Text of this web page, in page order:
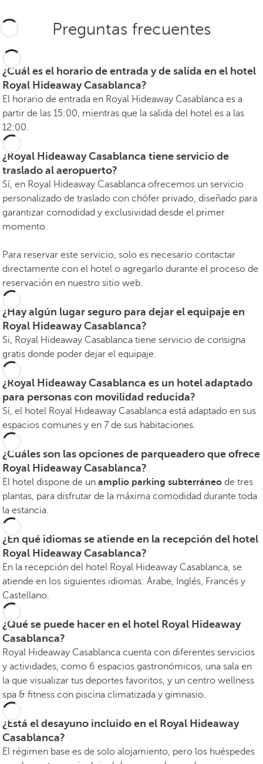
Preguntas frecuentes
¿Cuál es el horario de entrada y de salida en el hotel
Royal Hideaway Casablanca?
El horario de entrada en Royal Hideaway Casablanca es a
partir de las 15:00, mientras que la salida del hotel es a las
12:00.
¿Royal Hideaway Casablanca tiene servicio de
traslado al aeropuerto?
Sí, en Royal Hideaway Casablanca ofrecemos un servicio
personalizado de traslado con chófer privado, diseñado para
garantizar comodidad y exclusividad desde el primer
momento.
Para reservar este servicio, solo es necesario contactar
directamente con el hotel o agregarlo durante el proceso de
reservación en nuestro sitio web.
¿Hay algún lugar seguro para dejar el equipaje en
Royal Hideaway Casablanca?
Si, Royal Hideaway Casablanca tiene servicio de consigna
gratis donde poder dejar el equipaje.
¿Royal Hideaway Casablanca es un hotel adaptado
para personas con movilidad reducida?
Sí, el hotel Royal Hideaway Casablanca está adaptado en sus
espacios comunes y en 7 de sus habitaciones.
¿Cuáles son las opciones de parqueadero que ofrece
Royal Hideaway Casablanca?
El hotel dispone de un amplio parking subterráneo de tres
plantas, para disfrutar de la máxima comodidad durante toda
la estancia.
¿En qué idiomas se atiende en la recepción del hotel
Royal Hideaway Casablanca?
En la recepción del hotel Royal Hideaway Casablanca, se
atiende en los siguientes idiomas: Árabe, Inglés, Francés y
Castellano.
¿Qué se puede hacer en el hotel Royal Hideaway
Casablanca?
Royal Hideaway Casablanca cuenta con diferentes servicios
y actividades, como 6 espacios gastronómicos, una sala en
la que visualizar tus deportes favoritos, y un centro wellness
spa & fitness con piscina climatizada y gimnasio.
¿Está el desayuno incluido en el Royal Hideaway
Casablanca?
El régimen base es de solo alojamiento, pero los huéspedes